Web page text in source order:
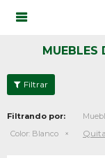

MUEBLES
Filtrando por:
Color: Blanco